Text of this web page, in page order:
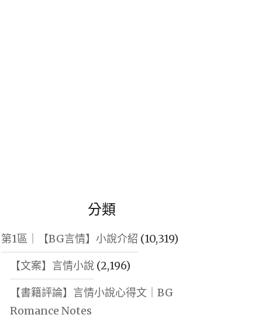
分類
第1區｜【BG言情】小說介紹 (10,319)
【文案】言情小說(2,196)
【書籍評論】言情小說心得文｜BG
Romance Notes